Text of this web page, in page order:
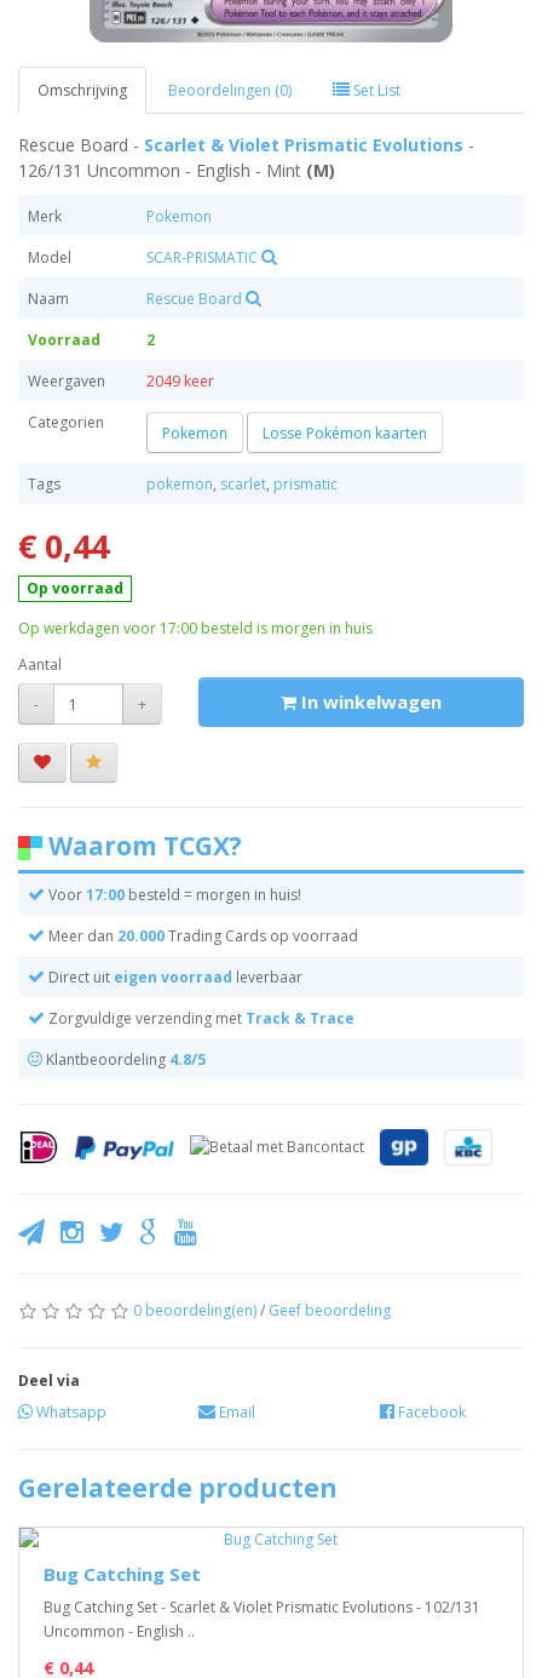
Omschrijving Beoordelingen (0) Set List
Rescue Board - Scarlet & Violet Prismatic Evolutions -
126/131 Uncommon - English - Mint (M)
Merk
Pokemon
Model
SCAR-PRISMATIC
Naam
Rescue Board
Voorraad
2
Weergaven
2049 keer
Categorien
Pokemon Losse Pokémon kaarten
Tags pokemon, scarlet, prismatic
€ 0,44
Op voorraad
Op werkdagen voor 17:00 besteld is morgen in huis
Aantal
-
+ In winkelwagen
Waarom TCGX?
Voor17:00 besteld = morgen in huis!
Meer dan 20.000Trading Cards op voorraad
Direct uit eigen voorraad leverbaar
Zorgvuldige verzending met Track & Trace
Klantbeoordeling 4.8/5
0 beoordeling(en)/ Geef beoordeling
Deel via
Whatsapp
Email Facebook
Gerelateerde producten
Bug Catching Set
Bug Catching Set - Scarlet & Violet Prismatic Evolutions - 102/131
Uncommon - English ..
€ 0,44